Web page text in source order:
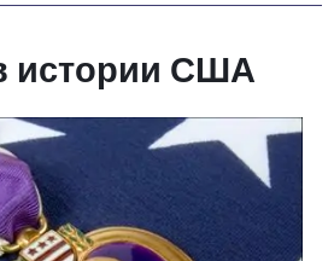
истории США